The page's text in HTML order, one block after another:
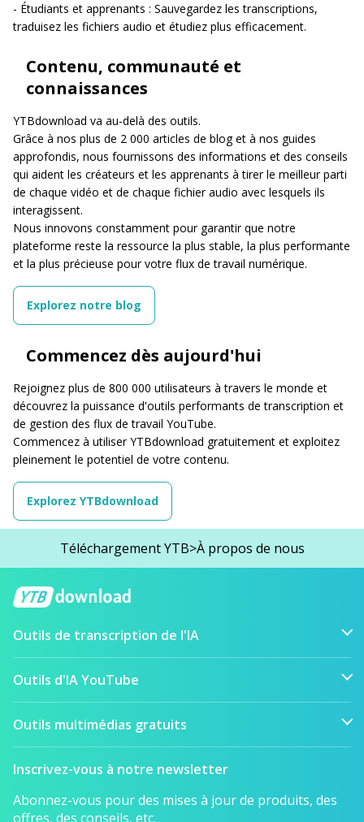
- Étudiants et apprenants : Sauvegardez les transcriptions,
traduisez les fichiers audio et étudiez plus efficacement.
Contenu, communauté et
connaissances
YTBdownload va au-delà des outils.
Grâce à nos plus de 2 000 articles de blog et à nos guides
approfondis, nous fournissons des informations et des conseils
qui aident les créateurs et les apprenants à tirer le meilleur parti
de chaque vidéo et de chaque fichier audio avec lesquels ils
interagissent.
Nous innovons constamment pour garantir que notre
plateforme reste la ressource la plus stable, la plus performante
et la plus précieuse pour votre flux de travail numérique.
Explorez notre blog
Commencez dès aujourd'hui
Rejoignez plus de 800 000 utilisateurs à travers le monde et
découvrez la puissance d'outils performants de transcription et
de gestion des flux de travail YouTube.
Commencez à utiliser YTBdownload gratuitement et exploitez
pleinement le potentiel de votre contenu.
Explorez YTBdownload
Téléchargement YTB>À propos de nous
Outils de transcription de l'IA
Outils d'IA YouTube
Outils multimédias gratuits
Inscrivez-vous à notre newsletter
Abonnez-vous pour des mises à jour de produits, des
offres, des conseils, etc.